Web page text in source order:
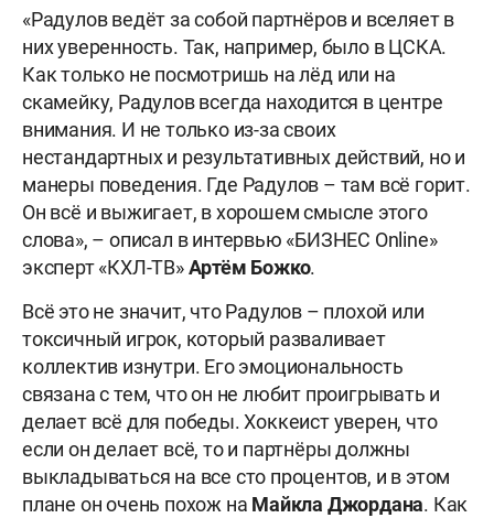
«Радулов ведёт за собой партнёров и вселяет в
них уверенность. Так, например, было в ЦСКА.
Как только не посмотришь на лёд или на
скамейку, Радулов всегда находится в центре
внимания. И не только из-за своих
нестандартных и результативных действий, но и
манеры поведения. Где Радулов – там всё горит.
Он всё и выжигает, в хорошем смысле этого
слова», – описал в интервью «БИЗНЕС Online»
эксперт «КХЛ-ТВ»Артём Божко.
Всё это не значит, что Радулов – плохой или
токсичный игрок, который разваливает
коллектив изнутри. Его эмоциональность
связана с тем, что он не любит проигрывать и
делает всё для победы. Хоккеист уверен, что
если он делает всё, то и партнёры должны
выкладываться на все сто процентов, и в этом
плане он очень похож на Майкла Джордана. Как